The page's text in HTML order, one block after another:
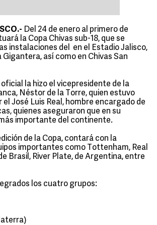
Del 24 de enero al primero de
la Copa Chivas sub-18, que se
instalaciones del en el Estadio Jalisco,
Gigantera, así como en Chivas San
la hizo el vicepresidente de la
Néstor de la Torre, quien estuvo
el José Luis Real, hombre encargado de
quienes aseguraron que en su
importante del continente.
de la Copa, contará con la
importantes como Tottenham, Real
Brasil, River Plate, de Argentina, entre
los cuatro grupos: